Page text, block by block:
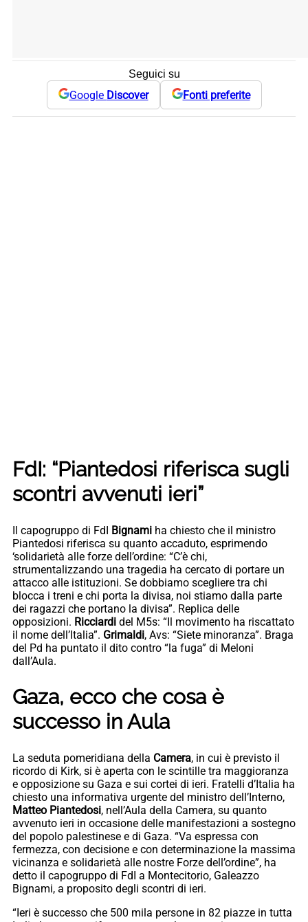
Seguici su
Google Discover Fonti preferite
FdI: “Piantedosi riferisca sugli
scontri avvenuti ieri”
Il capogruppo di FdI Bignami ha chiesto che il ministro
Piantedosi riferisca su quanto accaduto, esprimendo
‘solidarietà alle forze dell’ordine: “C’è chi,
strumentalizzando una tragedia ha cercato di portare un
attacco alle istituzioni. Se dobbiamo scegliere tra chi
blocca i treni e chi porta la divisa, noi stiamo dalla parte
dei ragazzi che portano la divisa”. Replica delle
opposizioni. Ricciardi del M5s: “Il movimento ha riscattato
il nome dell’Italia”. Grimaldi, Avs: “Siete minoranza”. Braga
del Pd ha puntato il dito contro “la fuga” di Meloni
dall’Aula.
Gaza, ecco che cosa è
successo in Aula
La seduta pomeridiana della Camera, in cui è previsto il
ricordo di Kirk, si è aperta con le scintille tra maggioranza
e opposizione su Gaza e sui cortei di ieri. Fratelli d’Italia ha
chiesto una informativa urgente del ministro dell’Interno,
Matteo Piantedosi, nell’Aula della Camera, su quanto
avvenuto ieri in occasione delle manifestazioni a sostegno
del popolo palestinese e di Gaza. “Va espressa con
fermezza, con decisione e con determinazione la massima
vicinanza e solidarietà alle nostre Forze dell’ordine”, ha
detto il capogruppo di FdI a Montecitorio, Galeazzo
Bignami, a proposito degli scontri di ieri.
“Ieri è successo che 500 mila persone in 82 piazze in tutta